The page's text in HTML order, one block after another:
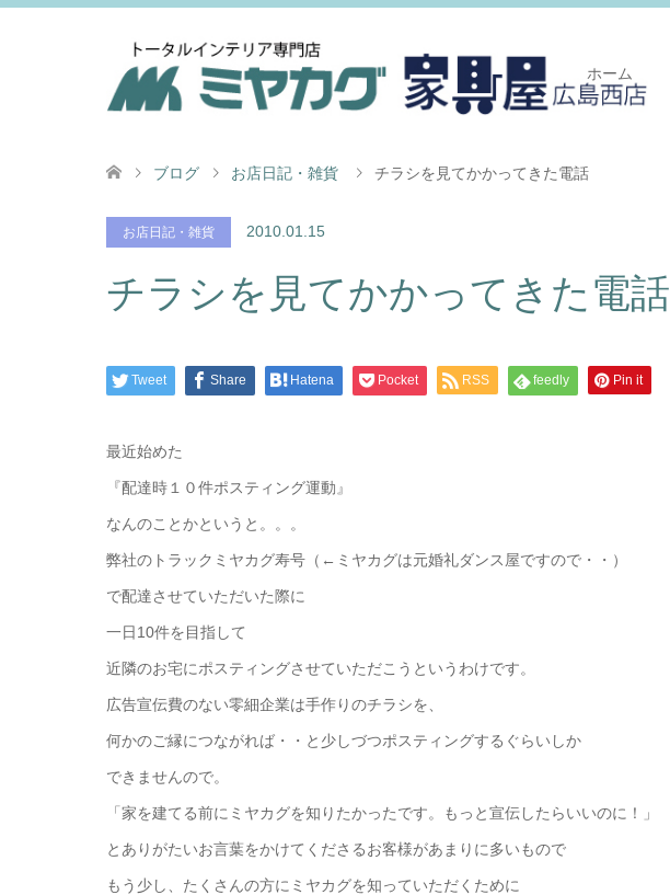
ホーム
ブログ お店日記・雑貨 チラシを見てかかってきた電話
お店日記・雑貨 2010.01.15
チラシを見てかかってきた電話
Tweet Share Hatena Pocket RSS feedly Pin it
最近始めた
『配達時１０件ポスティング運動』
なんのことかというと。。。
弊社のトラックミヤカグ寿号（←ミヤカグは元婚礼ダンス屋ですので・・）
で配達させていただいた際に
一日10件を目指して
近隣のお宅にポスティングさせていただこうというわけです。
広告宣伝費のない零細企業は手作りのチラシを、
何かのご縁につながれば・・と少しづつポスティングするぐらいしか
できませんので。
「家を建てる前にミヤカグを知りたかったです。もっと宣伝したらいいのに！」
とありがたいお言葉をかけてくださるお客様があまりに多いもので
もう少し、たくさんの方にミヤカグを知っていただくために